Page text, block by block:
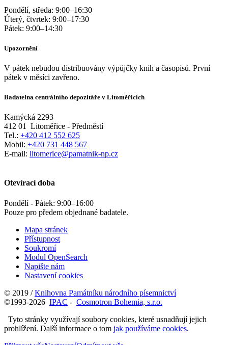
Pondělí, středa: 9:00–16:30
Úterý, čtvrtek: 9:00–17:30
Pátek: 9:00–14:30
Upozornění
V pátek nebudou distribuovány výpůjčky knih a časopisů. První
pátek v měsíci zavřeno.
Badatelna centrálního depozitáře v Litoměřicích
Kamýcká 2293
412 01
Litoměřice - Předměstí
Tel.: +420 412 552 625
Mobil: +420 731 448 567
E-mail: litomerice@pamatnik-np.cz
Otevírací doba
Pondělí - Pátek: 9:00–16:00
Pouze pro předem objednané badatele.
Mapa stránek
Přístupnost
Soukromí
Modul OpenSearch
Napište nám
Nastavení cookies
© 2019 /Knihovna Památníku národního písemnictví
©1993-2026 IPAC - Cosmotron Bohemia, s.r.o.
Tyto stránky využívají soubory cookies, které usnadňují jejich
prohlížení. Další informace o tom jak používáme cookies.